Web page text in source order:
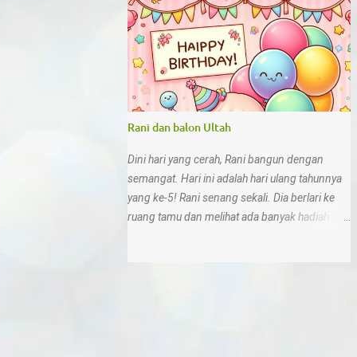
sampah sembarangan 10. Di rumah, kita bisa
menunjukkan sikap sesuai Pancasila deng...
Rani dan balon Ultah
Dini hari yang cerah, Rani bangun dengan
semangat. Hari ini adalah hari ulang tahunnya
yang ke-5! Rani senang sekali. Dia berlari ke
ruang tamu dan melihat ada banyak hadiah di